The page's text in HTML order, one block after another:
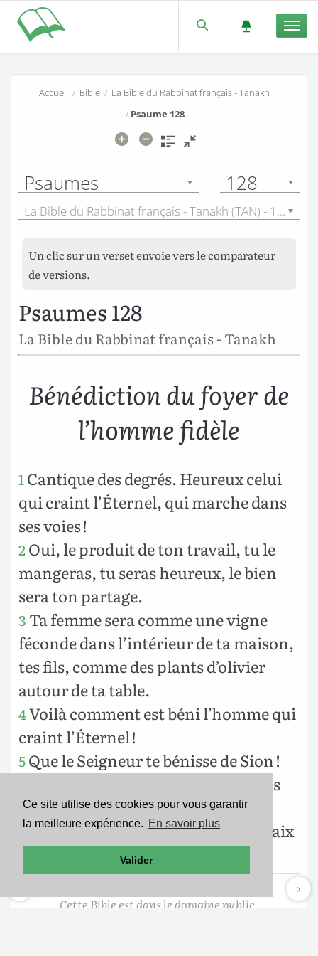
Ce site utilise des cookies pour vous garantir
la meilleure expérience. En savoir plus
Valider
Accueil / Bible/ La Bible du Rabbinat français - Tanakh
/ Psaume 128
Psaumes 128
La Bible du Rabbinat français - Tanakh (TAN) - 1899
Un clic sur un verset envoie vers le comparateur
de versions.
Psaumes 128
La Bible du Rabbinat français - Tanakh
Bénédiction du foyer de
l’homme fidèle
1 Cantique des degrés. Heureux celui
qui craint l’Éternel, qui marche dans
ses voies !
2Oui, le produit de ton travail, tu le
mangeras, tu seras heureux, le bien
sera ton partage.
3 Ta femme sera comme une vigne
féconde dans l’intérieur de ta maison,
tes fils, comme des plants d’olivier
autour de ta table.
4Voilà comment est béni l’homme qui
craint l’Éternel !
5Que le Seigneur te bénisse de Sion !
Goûte le bonheur de Jérusalem tous
les jours de ta vie.
6Puisses-tu voir les fils de tes fils ! Paix
sur Israël !
Cette Bible est dans le domaine public.